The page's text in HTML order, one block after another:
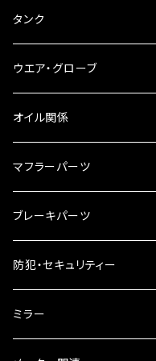
ブレーキ・クラッチレバー
スマホホルダー
サイドバッグ
サイドバッグサポート
リアBOX
ハードケース
USB電源
電装系
タンク
タンク本体
タンクキャップ
タンクシール
ケミカル
ウエア・グローブ
オイル関係
4スト用エンジンオイル
2スト用エンジンオイル
ギアオイル
オイルクーラー
マフラーパーツ
マフラーガード
バンテージタイプ
スリップオン
ブレーキパーツ
ブレーキシュー
ブレーキパット
防犯・セキュリティー
ミラー